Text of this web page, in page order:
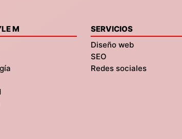
M
SERVICIOS
Diseño web
SEO
Redes sociales